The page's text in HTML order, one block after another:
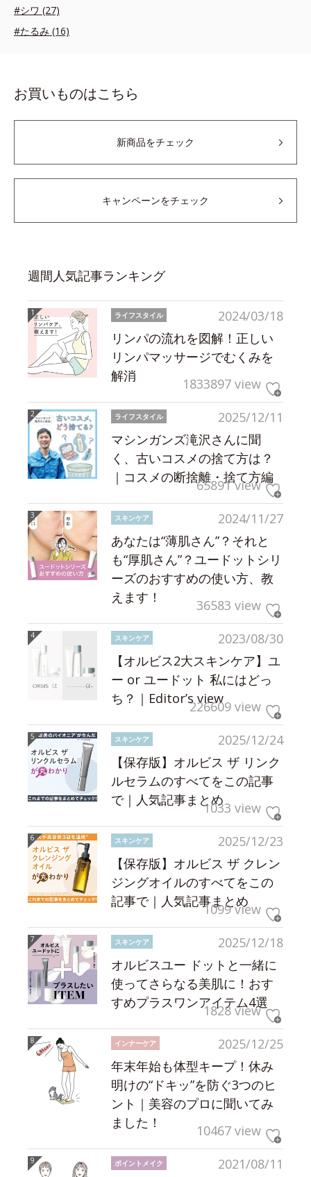
#シワ (27)
#たるみ (16)
お買いものはこちら
新商品をチェック
キャンペーンをチェック
週間人気記事ランキング
2024/03/18
ライフスタイル
リンパの流れを図解！正しい
リンパマッサージでむくみを
解消
1833897 view
2025/12/11
ライフスタイル
マシンガンズ滝沢さんに聞
く、古いコスメの捨て方は？
｜コスメの断捨離・捨て方編
65891 view
2024/11/27
スキンケア
あなたは“薄肌さん”？それと
も“厚肌さん”？ユードットシリ
ーズのおすすめの使い方、教
えます！
36583 view
2023/08/30
スキンケア
【オルビス2大スキンケア】ユ
ー or ユードット 私にはどっ
ち？｜Editor’s view226609 view
2025/12/24
スキンケア
【保存版】オルビス ザ リンク
ルセラムのすべてをこの記事
で｜人気記事まとめ1033 view
2025/12/23
スキンケア
【保存版】オルビス ザ クレン
ジングオイルのすべてをこの
記事で｜人気記事まとめ
1099 view
2025/12/18
スキンケア
オルビスユー ドットと一緒に
使ってさらなる美肌に！おす
すめプラスワンアイテム4選
1828 view
2025/12/25
インナーケア
年末年始も体型キープ！休み
明けの“ドキッ”を防ぐ3つのヒ
ント｜美容のプロに聞いてみ
ました！
10467 view
2021/08/11
ポイントメイク